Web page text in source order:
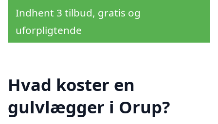
Indhent 3 tilbud, gratis og
uforpligtende
Hvad koster en
gulvlægger i Orup?